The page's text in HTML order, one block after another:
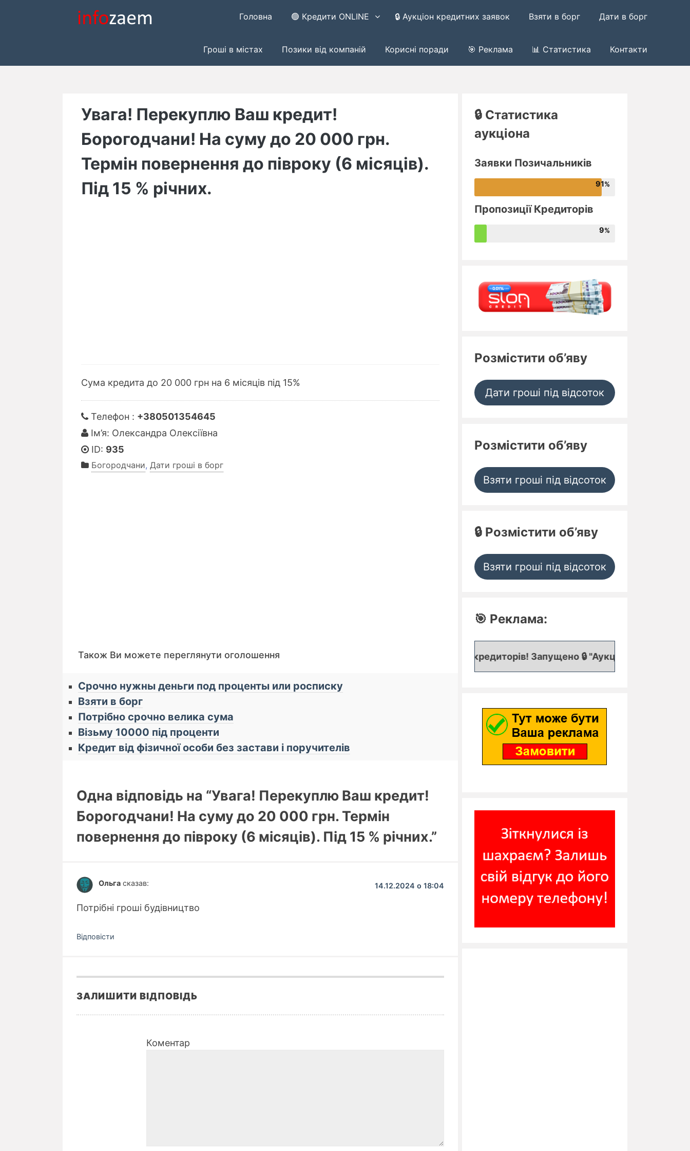
Головна 🟢 Кредити ONLINE 🔒 Аукціон кредитних заявок Взяти в борг Дати в борг
Гроші в містах Позики від компаній Корисні поради 🎯 Реклама 📊 Статистика Контакти
Увага! Перекуплю Ваш кредит!
Борогодчани! На суму до 20 000 грн.
Термін повернення до півроку (6 місяців).
Під 15 % річних.
Сума кредита до 20 000 грн на 6 місяців під 15%
Телефон : +380501354645
Ім’я: Олександра Олексіївна
ID: 935
Богородчани, Дати гроші в борг
Також Ви можете переглянути оголошення
Срочно нужны деньги под проценты или росписку
Взяти в борг
Потрібно срочно велика сума
Візьму 10000 під проценти
Кредит від фізичної особи без застави і поручителів
Одна відповідь на “Увага! Перекуплю Ваш кредит!
Борогодчани! На суму до 20 000 грн. Термін
повернення до півроку (6 місяців). Під 15 % річних.”
Ольга сказав: 14.12.2024 о 18:04
Потрібні гроші будівництво
Відповіcти
ЗАЛИШИТИ ВІДПОВІДЬ
Коментар
🔒 Статистика
аукціона
Заявки Позичальників
91
Пропозиції Кредиторів
9
Розмістити об’яву
Дати гроші під відсоток
Розмістити об’яву
Взяти гроші під відсоток
🔒 Розмістити об’яву
Взяти гроші під відсоток
🎯 Реклама:
📌 До уваги кредиторів! Запущено 🔒 "Аукціон кредитних заявок", де